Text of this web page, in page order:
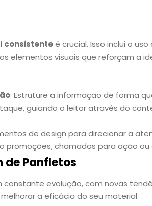
consistenteé crucial. Isso inclui o
elementos visuais que reforçam a
: Estruture a informação de forma
guiando o leitor através do
de design para direcionar a
promoções, chamadas para ação
de Panfletos
evolução, com novas
a eficácia do seu material.